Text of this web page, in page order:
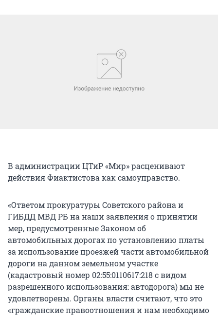
В администрации ЦТиР «Мир» расценивают
действия Фиактистова как самоуправство.
«Ответом прокуратуры Советского района и
ГИБДД МВД РБ на наши заявления о принятии
мер, предусмотренные Законом об
автомобильных дорогах по установлению платы
за использование проезжей части автомобильной
дороги на данном земельном участке
(кадастровый номер 02:55:0110617:218 с видом
разрешенного использования: автодорога) мы не
удовлетворены. Органы власти считают, что это
«гражданские правоотношения и нам необходимо